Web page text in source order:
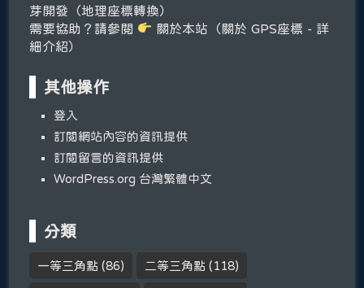
芽開發（地理座標轉換）
需要協助？請參閱
關於本站（關於 GPS座標 - 詳
細介紹）
其他操作
登入
訂閱網站內容的資訊提供
訂閱留言的資訊提供
WordPress.org 台灣繁體中文
分類
一等三角點 (86) 二等三角點 (118)